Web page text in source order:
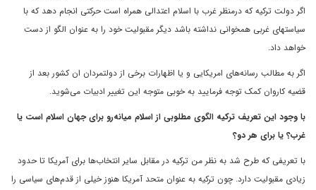
اگر دولت ترکیه که درمنظر غرب با اسلام اعتدالی همراه است حرکتی انجام دهد که با
سیاستهای غربی همخوانی نداشته باشد دیگر مقبولیت خود را به عنوان الگو از دست
خواهد داد.
اگر به مطالب رسانه‌های امریکایی و یا اظهارات برخی از دولتمردان ان کشور بعد از
قضیه کاروان کمک توجه فرمایید به خوبی متوجه این تغییر ادبیات می‌شوید.
با وجود این تعریف ترکیه الگوی مطلوبی از اسلام میانه‌رو برای جهان اسلام است یا
غرب؟ یا برای هر دو؟
با تعریفی که طرح شد به نظر من ترکیه در مقابل سایر انتخاب‌ها برای آمریکا تا حدود
زیادی مقبولیت دارد. چون ترکیه به عنوان متحد آمریکا هنوز خیلی از قدم‌های سیاسی را